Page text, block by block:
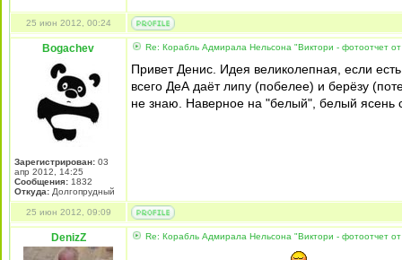
25 июн 2012, 00:24
Bogachev
Зарегистрирован: 03
апр 2012, 14:25
Сообщения: 1832
Откуда: Долгопрудный
Re: Корабль Адмирала Нельсона "Виктори - фотоотчет от
Привет Денис. Идея великолепная, если
всего ДеА даёт липу (побелее) и берёзу
не знаю. Наверное на "белый", белый ясень
25 июн 2012, 09:09
DenizZ Re: Корабль Адмирала Нельсона "Виктори - фотоотчет от